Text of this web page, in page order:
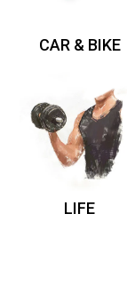
CAR & BIKE
LIFE